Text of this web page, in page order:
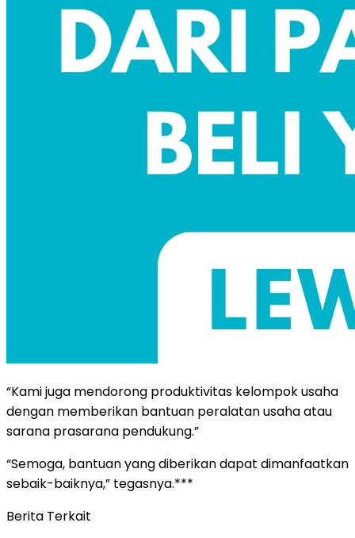
“Kami juga mendorong produktivitas kelompok usaha
dengan memberikan bantuan peralatan usaha atau
sarana prasarana pendukung.”
“Semoga, bantuan yang diberikan dapat dimanfaatkan
sebaik-baiknya,” tegasnya.***
Berita Terkait